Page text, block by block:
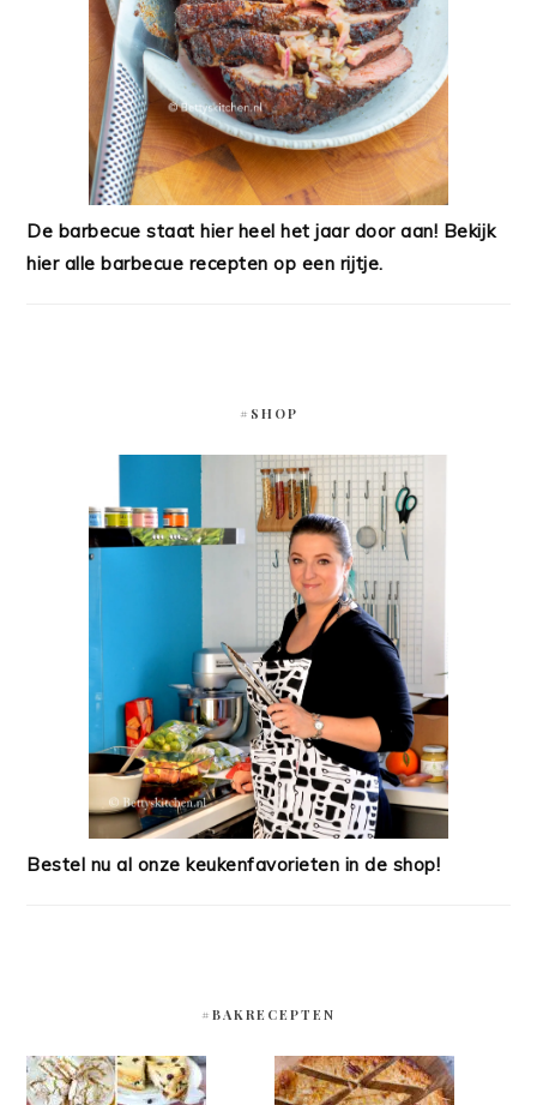
De barbecue staat hier heel het jaar door aan! Bekijk
hier alle barbecue recepten op een rijtje.
#SHOP
Bestel nu al onze keukenfavorieten in de shop!
#BAKRECEPTEN